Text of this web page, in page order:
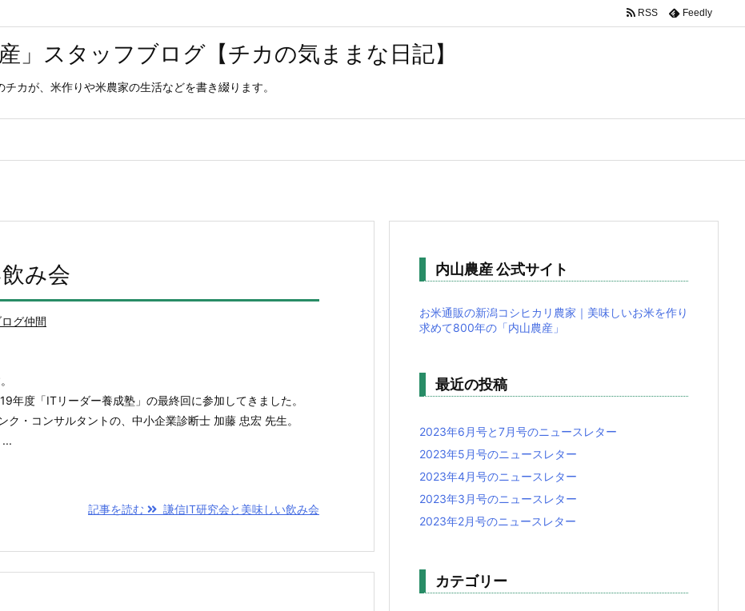
」スタッフブログ【チカの気ままな日記】
カが、米作りや米農家の生活などを書き綴ります。
RSS Feedly
み会
グ仲間
年度「ITリーダー養成塾」の最終回に参加してきました。
ク・コンサルタントの、中小企業診断士 加藤 忠宏 先生。
記事を読む 謙信IT研究会と美味しい飲み会
内山農産 公式サイト
お米通販の新潟コシヒカリ農家｜美味しいお米を作り
求めて800年の「内山農産」
最近の投稿
2023年6月号と7月号のニュースレター
2023年5月号のニュースレター
2023年4月号のニュースレター
2023年3月号のニュースレター
2023年2月号のニュースレター
カテゴリー